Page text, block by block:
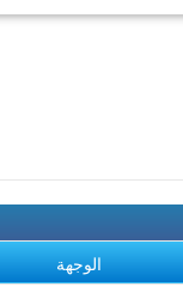
الوجهة